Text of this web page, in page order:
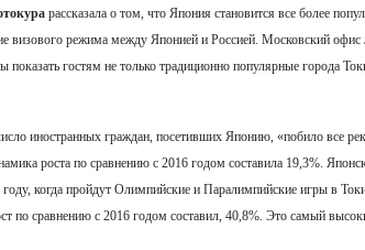
рассказала о том, что Япония становится все более
визового режима между Японией и Россией. Московский
показать гостям не только традиционно популярные города
иностранных граждан, посетивших Японию, «побило все
роста по сравнению с 2016 годом составила 19,3%.
когда пройдут Олимпийские и Паралимпийские игры в
по сравнению с 2016 годом составил, 40,8%. Это самый